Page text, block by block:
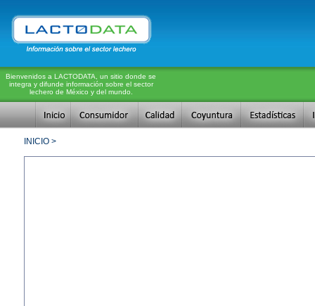
Bienvenidos a LACTODATA, un sitio donde se
integra y difunde información sobre el sector
lechero de México y del mundo.
INICIO >